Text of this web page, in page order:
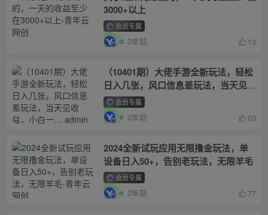
3000+以上
会员专属
2年前 13
（10401期）大佬手游全新玩法，轻松
日入几张，风口信息差玩法，当天见收
益，小白一… admin的头像-飓风网创
资源站 admin
会员专属
2年前 63
2024全新试玩应用无限撸金玩法，单
设备日入50+，告别老玩法，无限羊毛
会员专属
2年前 77